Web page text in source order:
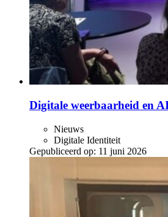
Digitale weerbaarheid en
Nieuws
Digitale Identiteit
Gepubliceerd op: 11 juni 2026